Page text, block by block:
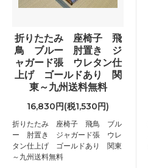
折りたたみ 座椅子 飛
鳥 ブルー 肘置き ジ
ャガード張 ウレタン仕
上げ ゴールドあり 関
東～九州送料無料
16,830円(税1,530円)
折りたたみ 座椅子 飛鳥 ブル
ー 肘置き ジャガード張 ウレ
タン仕上げ ゴールドあり 関東
～九州送料無料